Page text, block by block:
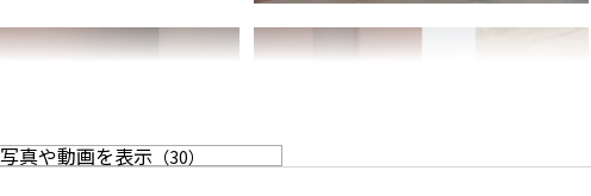
真や動画を表示 （30）